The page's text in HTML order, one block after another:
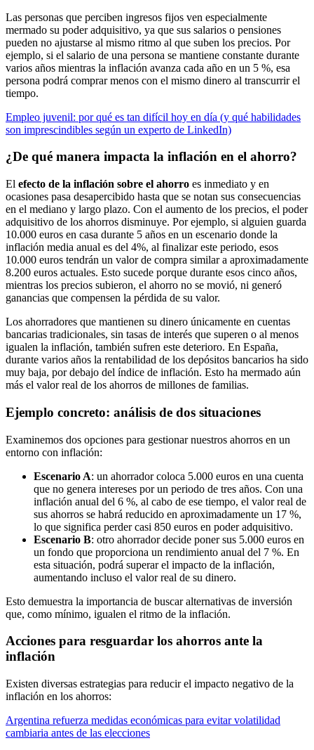
Las personas que perciben ingresos fijos ven especialmente
mermado su poder adquisitivo, ya que sus salarios o pensiones
pueden no ajustarse al mismo ritmo al que suben los precios. Por
ejemplo, si el salario de una persona se mantiene constante durante
varios años mientras la inflación avanza cada año en un 5 %, esa
persona podrá comprar menos con el mismo dinero al transcurrir el
tiempo.
Empleo juvenil: por qué es tan difícil hoy en día (y qué habilidades
son imprescindibles según un experto de LinkedIn)
¿De qué manera impacta la inflación en el ahorro?
El efecto de la inflación sobre el ahorro es inmediato y en
ocasiones pasa desapercibido hasta que se notan sus consecuencias
en el mediano y largo plazo. Con el aumento de los precios, el poder
adquisitivo de los ahorros disminuye. Por ejemplo, si alguien guarda
10.000 euros en casa durante 5 años en un escenario donde la
inflación media anual es del 4%, al finalizar este periodo, esos
10.000 euros tendrán un valor de compra similar a aproximadamente
8.200 euros actuales. Esto sucede porque durante esos cinco años,
mientras los precios subieron, el ahorro no se movió, ni generó
ganancias que compensen la pérdida de su valor.
Los ahorradores que mantienen su dinero únicamente en cuentas
bancarias tradicionales, sin tasas de interés que superen o al menos
igualen la inflación, también sufren este deterioro. En España,
durante varios años la rentabilidad de los depósitos bancarios ha sido
muy baja, por debajo del índice de inflación. Esto ha mermado aún
más el valor real de los ahorros de millones de familias.
Ejemplo concreto: análisis de dos situaciones
Examinemos dos opciones para gestionar nuestros ahorros en un
entorno con inflación:
Escenario A: un ahorrador coloca 5.000 euros en una cuenta
que no genera intereses por un periodo de tres años. Con una
inflación anual del 6 %, al cabo de ese tiempo, el valor real de
sus ahorros se habrá reducido en aproximadamente un 17 %,
lo que significa perder casi 850 euros en poder adquisitivo.
Escenario B: otro ahorrador decide poner sus 5.000 euros en
un fondo que proporciona un rendimiento anual del 7 %. En
esta situación, podrá superar el impacto de la inflación,
aumentando incluso el valor real de su dinero.
Esto demuestra la importancia de buscar alternativas de inversión
que, como mínimo, igualen el ritmo de la inflación.
Acciones para resguardar los ahorros ante la
inflación
Existen diversas estrategias para reducir el impacto negativo de la
inflación en los ahorros:
Argentina refuerza medidas económicas para evitar volatilidad
cambiaria antes de las elecciones